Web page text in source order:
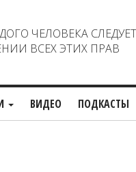
ЧЕЛОВЕКА
ВСЕХ ЭТИХ ПРАВ
ВИДЕО ПОДКАСТЫ